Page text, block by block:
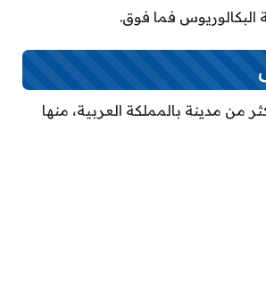
فما فوق.
من مدينة بالمملكة العربية، منها